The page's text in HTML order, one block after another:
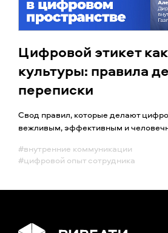
Цифровой этикет
культуры: правила
переписки
Cвод правил, которые делают
вежливым, эффективным и
#внутренние коммуникации
#цифровой опыт сотрудника